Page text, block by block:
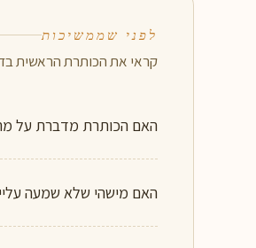
לפני שממשיכות
קראי את הכותרת הראשית
האם הכותרת מדברת על
האם מישהי שלא שמעה עלייך מבינה תוך 5